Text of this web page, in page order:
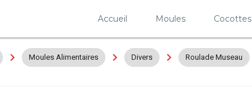
Accueil Moules Cocottes
navigate_next Moules Alimentaires navigate_next Divers navigate_next Roulade Museau